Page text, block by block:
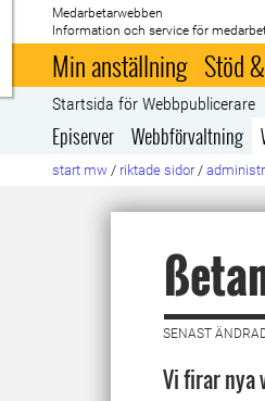
Till startsida
Medarbetarwebben
Information och service för
Min anställning Stöd
Startsida för Webbpublicerare
Episerver Webbförvaltning
start mw / riktade sidor /
SENAST
Vi firar nya